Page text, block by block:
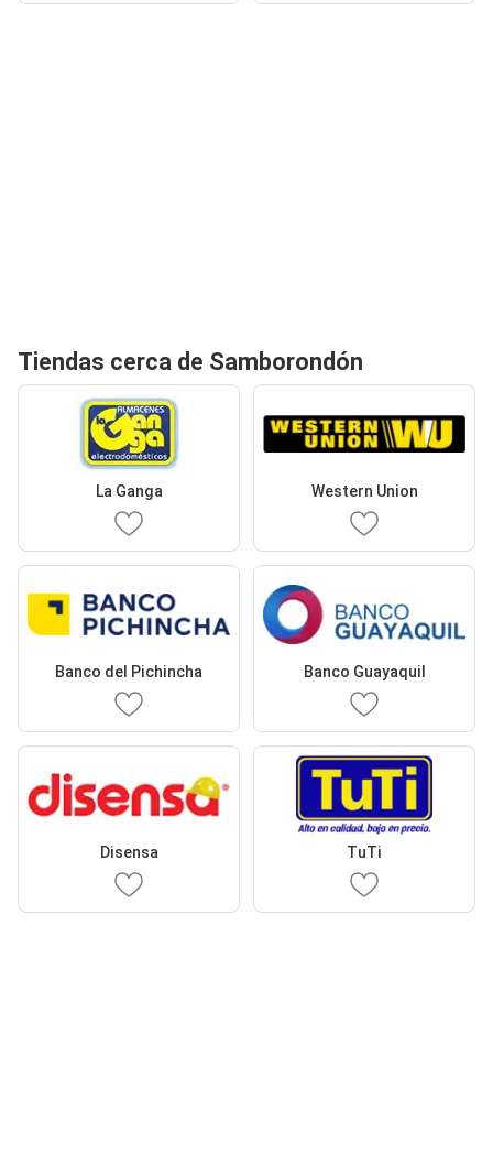
Tiendas cerca de Samborondón
La Ganga Western Union
Banco del Pichincha Banco Guayaquil
Disensa TuTi